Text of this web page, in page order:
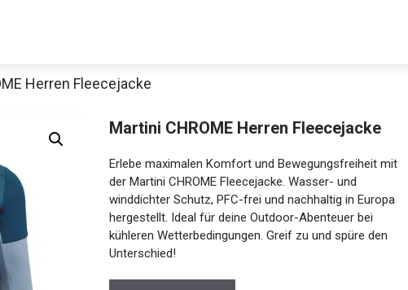
Herren Fleecejacke
Martini CHROME Herren Fleecejacke
Erlebe maximalen Komfort und Bewegungsfreiheit
mit der Martini CHROME Fleecejacke. Wasser- und
winddichter Schutz, PFC-frei und nachhaltig in
Europa hergestellt. Ideal für deine Outdoor-
Abenteuer bei kühleren Wetterbedingungen. Greif zu
und spüre den Unterschied!Jetzt anschauen